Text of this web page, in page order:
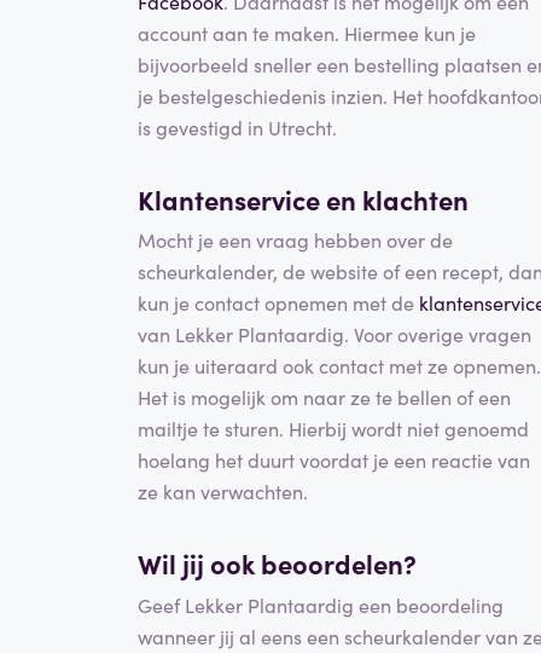
account aan te maken. Hiermee kun je
bijvoorbeeld sneller een bestelling plaatsen
je bestelgeschiedenis inzien. Het
is gevestigd in Utrecht.
Klantenservice en klachten
Mocht je een vraag hebben over de
scheurkalender, de website of een recept, dan
kun je contact opnemen met de
van Lekker Plantaardig. Voor overige vragen
kun je uiteraard ook contact met ze opnemen.
Het is mogelijk om naar ze te bellen of een
mailtje te sturen. Hierbij wordt niet genoemd
hoelang het duurt voordat je een reactie van
ze kan verwachten.
Wil jij ook beoordelen?
Geef Lekker Plantaardig een beoordeling
wanneer jij al eens een scheurkalender van